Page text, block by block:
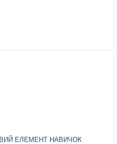
ЕЛЕМЕНТ НАВИЧОК